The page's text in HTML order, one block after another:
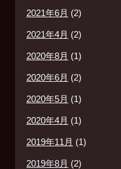
2021年6月 (2)
2021年4月 (2)
2020年8月 (1)
2020年6月 (2)
2020年5月 (1)
2020年4月 (1)
2019年11月 (1)
2019年8月 (2)